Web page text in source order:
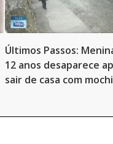
Últimos Passos:
12 anos desaparece
sair de casa com